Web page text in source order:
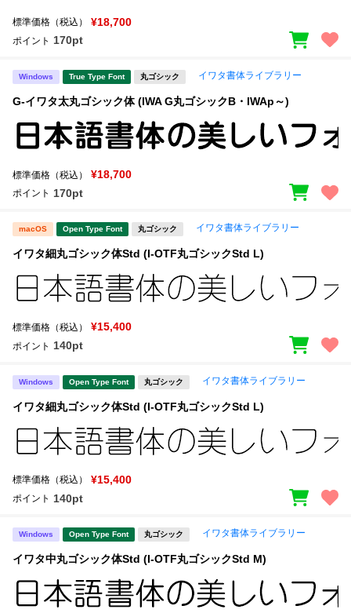
標準価格（税込） ¥18,700
ポイント 170pt
Windows True Type Font 丸ゴシック イワタ書体ライブラリー
G-イワタ太丸ゴシック体 (IWA G丸ゴシックB・IWAp～)
標準価格（税込） ¥18,700
ポイント 170pt
macOS Open Type Font 丸ゴシック イワタ書体ライブラリー
イワタ細丸ゴシック体Std (I-OTF丸ゴシックStd L)
標準価格（税込） ¥15,400
ポイント 140pt
Windows Open Type Font 丸ゴシック イワタ書体ライブラリー
イワタ細丸ゴシック体Std (I-OTF丸ゴシックStd L)
標準価格（税込） ¥15,400
ポイント 140pt
Windows Open Type Font 丸ゴシック イワタ書体ライブラリー
イワタ中丸ゴシック体Std (I-OTF丸ゴシックStd M)